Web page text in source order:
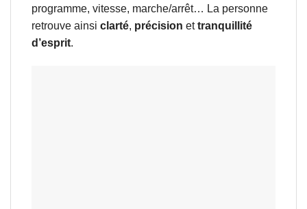
programme, vitesse, marche/arrêt… La personne
retrouve ainsi clarté, précision ettranquillité
d’esprit.